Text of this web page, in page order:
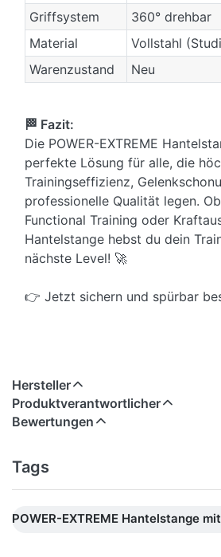
Griffsystem
360° drehbar
Material
Vollstahl
Warenzustand
Neu
🏁 Fazit:
Die POWER-EXTREME
perfekte Lösung für alle, die
Trainingseffizienz,
professionelle Qualität legen.
Functional Training oder
Hantelstange hebst du dein
nächste Level! 🚀
👉 Jetzt sichern und spürbar
Hersteller
Produktverantwortlicher
Bewertungen
Tags
POWER-EXTREME Hantelstange